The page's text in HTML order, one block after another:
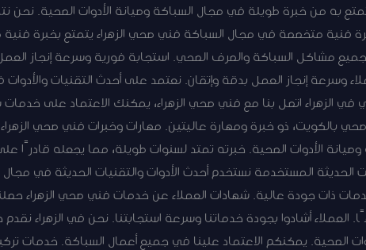
به من خبرة طويلة في مجال السباكة وصيانة الأدوات الصحية. نحن
فنية متخصصة في مجال السباكة فني صحي الزهراء يتمتع بخبرة
مشاكل السباكة والصرف الصحي. استجابة فورية وسرعة إنجاز
وسرعة إنجاز العمل بدقة وإتقان. نعتمد على أحدث التقنيات
الزهراء اتصل بنا مع فني صحي الزهراء، يمكنك الاعتماد على
صحي بالكويت، ذو خبرة ومهارة عاليتين. مهارات وخبرات فني صحي
الأدوات الصحية. خبرته تمتد لسنوات طويلة، مما يجعله قادرًا
الحديثة المستخدمة نستخدم أحدث الأدوات والتقنيات الحديثة في
ذات جودة عالية. شهادات العملاء عن خدمات فني صحي الزهراء
العملاء أشادوا بجودة خدماتنا وسرعة استجابتنا. نحن في الزهراء
الصحية. يمكنكم الاعتماد علينا في جميع أعمال السباكة. خدمات